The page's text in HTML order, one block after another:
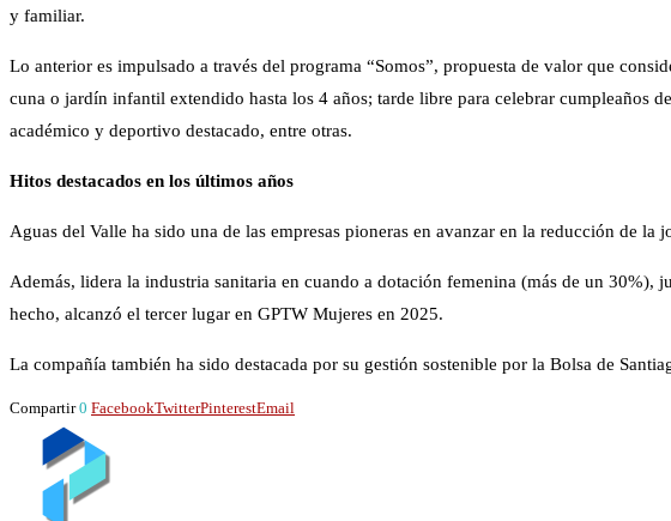
y familiar.
Lo anterior es impulsado a través del programa “Somos”, propuesta de valor que
cuna o jardín infantil extendido hasta los 4 años; tarde libre para celebrar cumpleaños
académico y deportivo destacado, entre otras.
Hitos destacados en los últimos años
Aguas del Valle ha sido una de las empresas pioneras en avanzar en la reducción de
Además, lidera la industria sanitaria en cuando a dotación femenina (más de un 30%),
hecho, alcanzó el tercer lugar en GPTW Mujeres en 2025.
La compañía también ha sido destacada por su gestión sostenible por la Bolsa de
Compartir 0 FacebookTwitterPinterestEmail